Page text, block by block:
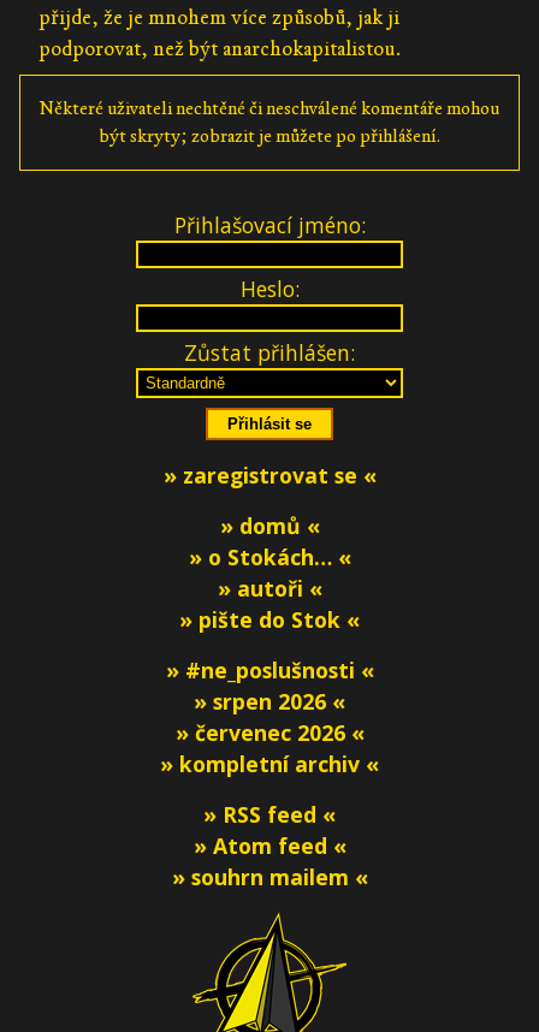
přijde, že je mnohem více způsobů, jak ji
podporovat, než být anarchokapitalistou.
Některé uživateli nechtěné či neschválené komentáře mohou
být skryty; zobrazit je můžete po přihlášení.
Přihlašovací jméno:
Heslo:
Zůstat přihlášen:
» zaregistrovat se «
» domů «
» o Stokách… «
» autoři «
» pište do Stok «
» #ne_poslušnosti «
» srpen 2026 «
» červenec 2026 «
» kompletní archiv «
» RSS feed «
» Atom feed «
» souhrn mailem «